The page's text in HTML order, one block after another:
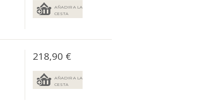
AÑADIR A LA
CESTA
218,90 €
AÑADIR A LA
CESTA